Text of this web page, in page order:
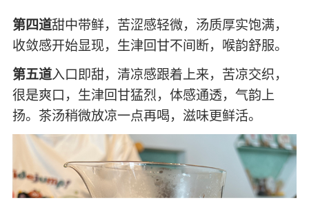
第四道甜中带鲜，苦涩感轻微，汤质厚实饱满，
收敛感开始显现，生津回甘不间断，喉韵舒服。
第五道入口即甜，清凉感跟着上来，苦凉交织，
很是爽口，生津回甘猛烈，体感通透，气韵上
扬。茶汤稍微放凉一点再喝，滋味更鲜活。